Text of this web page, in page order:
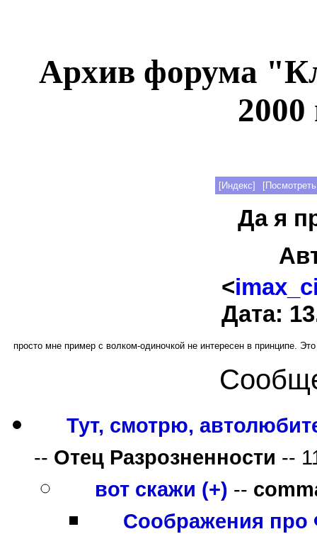
Архив форума
2000
[Индекс]
Да я
<
Дата:
просто мне пример с волком-одиночкой не интересен в принципе.
Тут, смотрю,
-- Отец Разрозненности --
вот скажи (+) --
Соображения про